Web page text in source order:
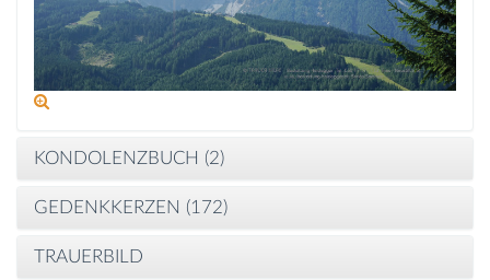
KONDOLENZBUCH (2)
GEDENKKERZEN (172)
TRAUERBILD